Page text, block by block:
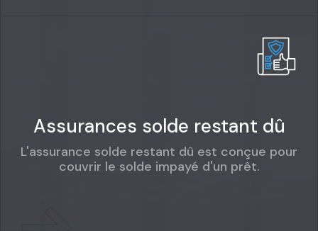
Assurances solde restant dû
L'assurance solde restant dû est conçue pour
couvrir le solde impayé d'un prêt.